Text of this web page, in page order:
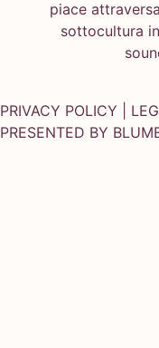
piace
sottocultura
PRIVACY POLICY
PRESENTED BY